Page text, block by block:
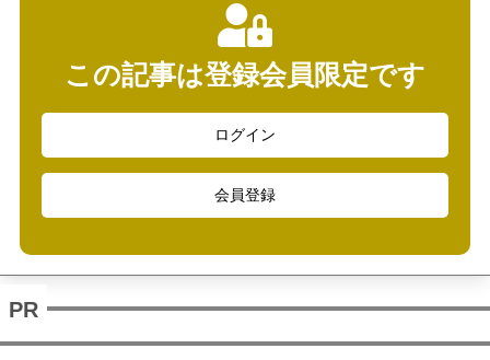
この記事は登録会員限定です
ログイン
会員登録